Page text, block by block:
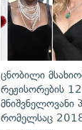
ცნობილი
რეჟისორების 12
მნიშვნელოვანი
რომელსაც